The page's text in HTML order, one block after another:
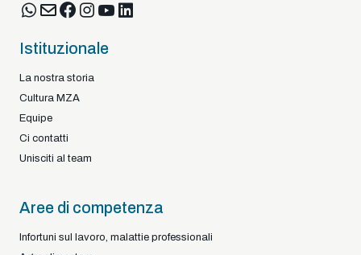
Istituzionale
La nostra storia
Cultura MZA
Equipe
Ci contatti
Unisciti al team
Aree di competenza
Infortuni sul lavoro, malattie professionali